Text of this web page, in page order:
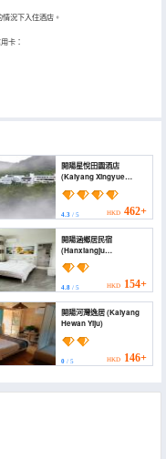
況下入住酒店。
卡：
開陽星悅田園酒店
(Kaiyang Xingyue
Countryside Hotel)
4.3/ 5 HKD 462+
開陽涵鄉居民宿
(Hanxiangju
Guesthouse in Kaiyang
County)
4.8/ 5 HKD 154+
開陽河灣逸居 (Kaiyang
Hewan Yiju)
0/ 5 HKD 146+